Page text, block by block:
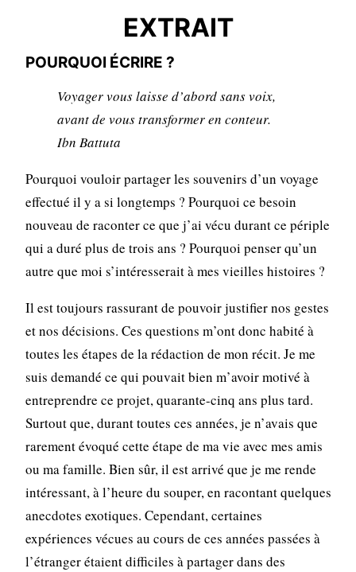
EXTRAIT
POURQUOI ÉCRIRE ?
Voyager vous laisse d’abord sans voix,
avant de vous transformer en conteur.
Ibn Battuta
Pourquoi vouloir partager les souvenirs d’un voyage
effectué il y a si longtemps ? Pourquoi ce besoin
nouveau de raconter ce que j’ai vécu durant ce périple
qui a duré plus de trois ans ? Pourquoi penser qu’un
autre que moi s’intéresserait à mes vieilles histoires ?
Il est toujours rassurant de pouvoir justifier nos gestes
et nos décisions. Ces questions m’ont donc habité à
toutes les étapes de la rédaction de mon récit. Je me
suis demandé ce qui pouvait bien m’avoir motivé à
entreprendre ce projet, quarante-cinq ans plus tard.
Surtout que, durant toutes ces années, je n’avais que
rarement évoqué cette étape de ma vie avec mes amis
ou ma famille. Bien sûr, il est arrivé que je me rende
intéressant, à l’heure du souper, en racontant quelques
anecdotes exotiques. Cependant, certaines
expériences vécues au cours de ces années passées à
l’étranger étaient difficiles à partager dans des